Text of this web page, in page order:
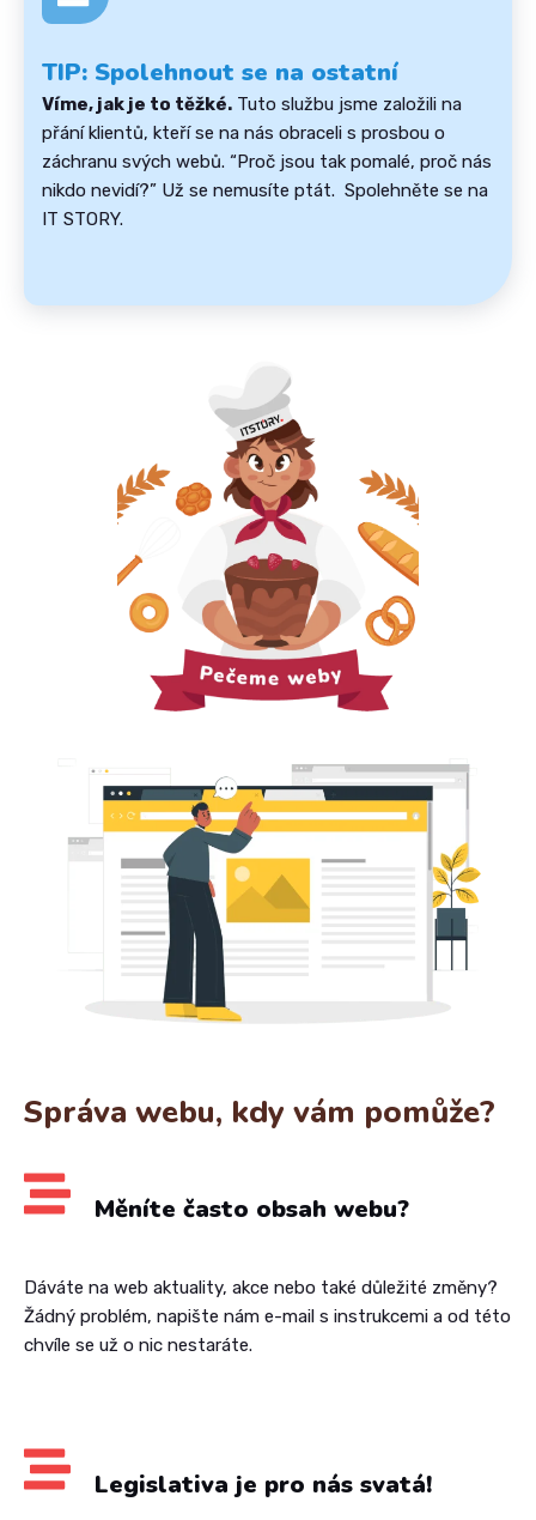
TIP: Spolehnout se na ostatní
Víme, jak je to těžké. Tuto službu jsme založili na
přání klientů, kteří se na nás obraceli s prosbou o
záchranu svých webů. “Proč jsou tak pomalé, proč nás
nikdo nevidí?” Už se nemusíte ptát. Spolehněte se na
IT STORY.
Správa webu, kdy vám pomůže?
Měníte často obsah webu?
Dáváte na web aktuality, akce nebo také důležité změny?
Žádný problém, napište nám e-mail s instrukcemi a od této
chvíle se už o nic nestaráte.
Legislativa je pro nás svatá!